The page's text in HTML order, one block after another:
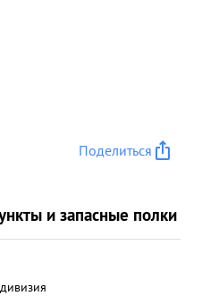
в плотную
трофеи.
319
103/ ...»
Поделиться
и запасные полки